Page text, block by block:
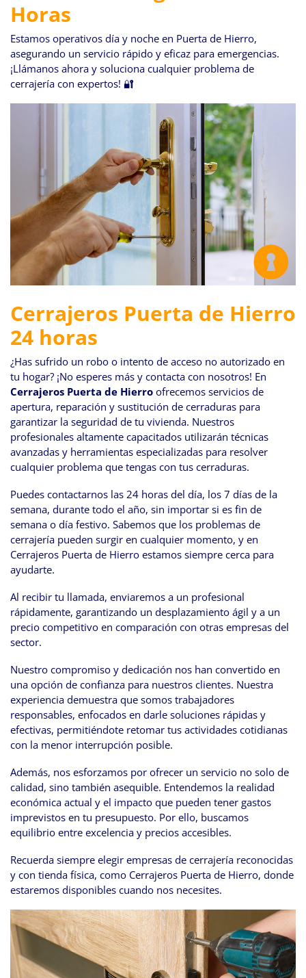
Horas
Estamos operativos día y noche en Puerta de Hierro,
asegurando un servicio rápido y eficaz para emergencias.
¡Llámanos ahora y soluciona cualquier problema de
cerrajería con expertos! 🔐
Cerrajeros Puerta de Hierro
24 horas
¿Has sufrido un robo o intento de acceso no autorizado en
tu hogar? ¡No esperes más y contacta con nosotros! En
Cerrajeros Puerta de Hierro ofrecemos servicios de
apertura, reparación y sustitución de cerraduras para
garantizar la seguridad de tu vivienda. Nuestros
profesionales altamente capacitados utilizarán técnicas
avanzadas y herramientas especializadas para resolver
cualquier problema que tengas con tus cerraduras.
Puedes contactarnos las 24 horas del día, los 7 días de la
semana, durante todo el año, sin importar si es fin de
semana o día festivo. Sabemos que los problemas de
cerrajería pueden surgir en cualquier momento, y en
Cerrajeros Puerta de Hierro estamos siempre cerca para
ayudarte.
Al recibir tu llamada, enviaremos a un profesional
rápidamente, garantizando un desplazamiento ágil y a un
precio competitivo en comparación con otras empresas del
sector.
Nuestro compromiso y dedicación nos han convertido en
una opción de confianza para nuestros clientes. Nuestra
experiencia demuestra que somos trabajadores
responsables, enfocados en darle soluciones rápidas y
efectivas, permitiéndote retomar tus actividades cotidianas
con la menor interrupción posible.
Además, nos esforzamos por ofrecer un servicio no solo de
calidad, sino también asequible. Entendemos la realidad
económica actual y el impacto que pueden tener gastos
imprevistos en tu presupuesto. Por ello, buscamos
equilibrio entre excelencia y precios accesibles.
Recuerda siempre elegir empresas de cerrajería reconocidas
y con tienda física, como Cerrajeros Puerta de Hierro, donde
estaremos disponibles cuando nos necesites.